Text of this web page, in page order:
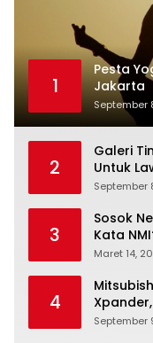
1
Pesta
Jakarta
September
2
Galeri
Untuk
September
3
Sosok
Kata
Maret 14,
4
September